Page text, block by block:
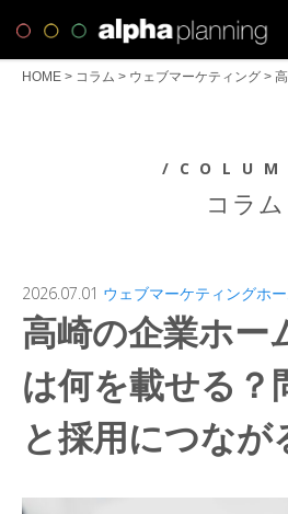
HOME > コラム > ウェブマーケティング > 高崎
/
コラム
2026.07.01 ウェブマーケティングホ
高崎の企業ホー
は何を載せる？
と採用につなが